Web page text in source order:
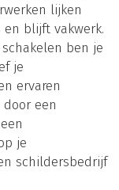
lijken
blijft vakwerk.
ben je
je
ervaren
een
je
schildersbedrijf